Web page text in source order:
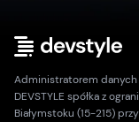
Administratorem danych
DEVSTYLE spółka z
Białymstoku (15-215)